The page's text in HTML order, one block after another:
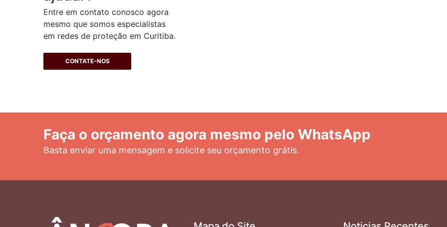
Entre em contato conosco agora
mesmo que somos especialistas
em redes de proteção em Curitiba.
CONTATE-NOS
Faça o orçamento agora mesmo pelo WhatsApp
Basta enviar uma mensagem e solicite seu orçamento grátis.